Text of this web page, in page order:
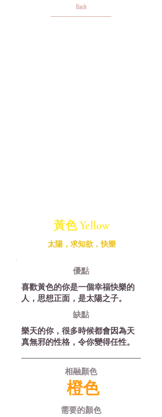
Back
黃色 ​Yellow
太陽，求知欲，快樂
優​點
喜歡黃色的你是一個幸福快樂的
人，思想正面，是太陽之子。
缺​點
樂天的你，很多時候都會因為天
真無邪的性格，令你變得任性。
相融顏色
橙色
需要的顏色